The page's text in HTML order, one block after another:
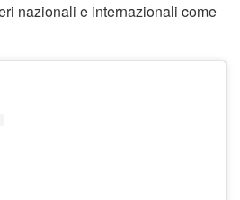
nazionali e internazionali come